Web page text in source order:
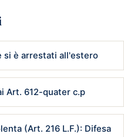
si è arrestati all'estero
Art. 612-quater c.p
(Art. 216 L.F.): Difesa